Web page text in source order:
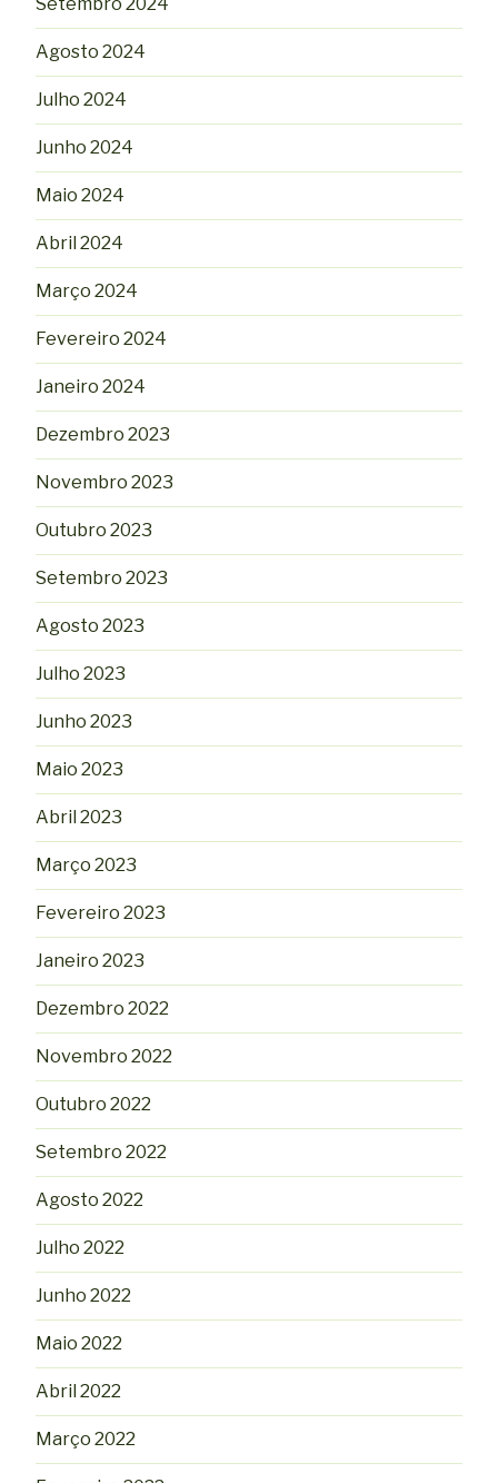
Agosto 2024
Julho 2024
Junho 2024
Maio 2024
Abril 2024
Março 2024
Fevereiro 2024
Janeiro 2024
Dezembro 2023
Novembro 2023
Outubro 2023
Setembro 2023
Agosto 2023
Julho 2023
Junho 2023
Maio 2023
Abril 2023
Março 2023
Fevereiro 2023
Janeiro 2023
Dezembro 2022
Novembro 2022
Outubro 2022
Setembro 2022
Agosto 2022
Julho 2022
Junho 2022
Maio 2022
Abril 2022
Março 2022